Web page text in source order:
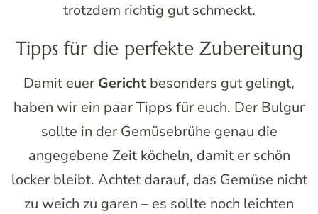
trotzdem richtig gut schmeckt.
Tipps für die perfekte Zubereitung
Damit euer Gericht besonders gut gelingt,
haben wir ein paar Tipps für euch. Der Bulgur
sollte in der Gemüsebrühe genau die
angegebene Zeit köcheln, damit er schön
locker bleibt. Achtet darauf, das Gemüse nicht
zu weich zu garen – es sollte noch leichten